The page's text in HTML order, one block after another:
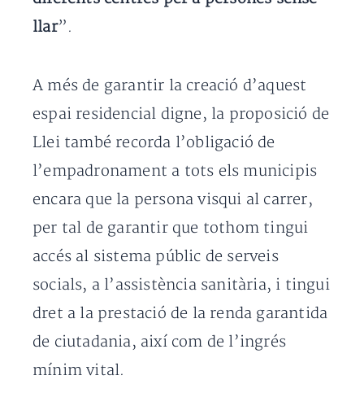
llar”.
A més de garantir la creació d’aquest
espai residencial digne, la proposició de
Llei també recorda l’obligació de
l’empadronament a tots els municipis
encara que la persona visqui al carrer,
per tal de garantir que tothom tingui
accés al sistema públic de serveis
socials, a l’assistència sanitària, i tingui
dret a la prestació de la renda garantida
de ciutadania, així com de l’ingrés
mínim vital.